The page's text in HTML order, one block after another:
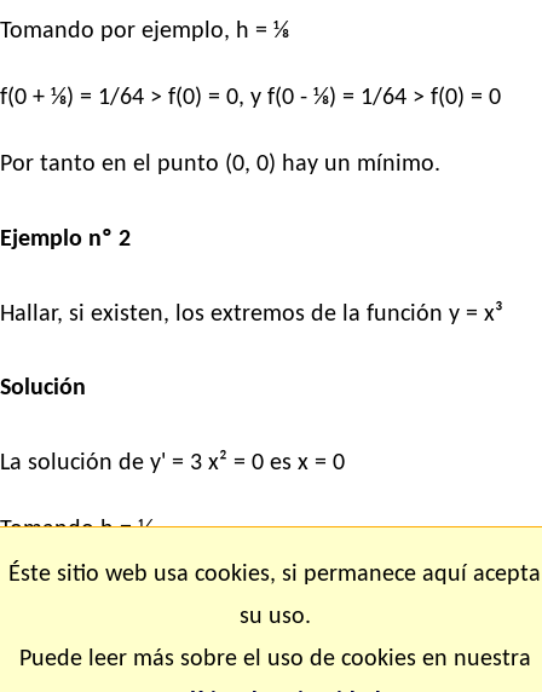
Tomando por ejemplo, h = ⅛
f(0 + ⅛) = 1/64 > f(0) = 0, y f(0 - ⅛) = 1/64 > f(0) = 0
Por tanto en el punto (0, 0) hay un mínimo.
Ejemplo nº 2
Hallar, si existen, los extremos de la función y = x³
Solución
La solución de y' = 3 x² = 0 es x = 0
Tomando h = ¼
Éste sitio web usa cookies, si permanece aquí acepta
su uso.
Puede leer más sobre el uso de cookies en nuestra